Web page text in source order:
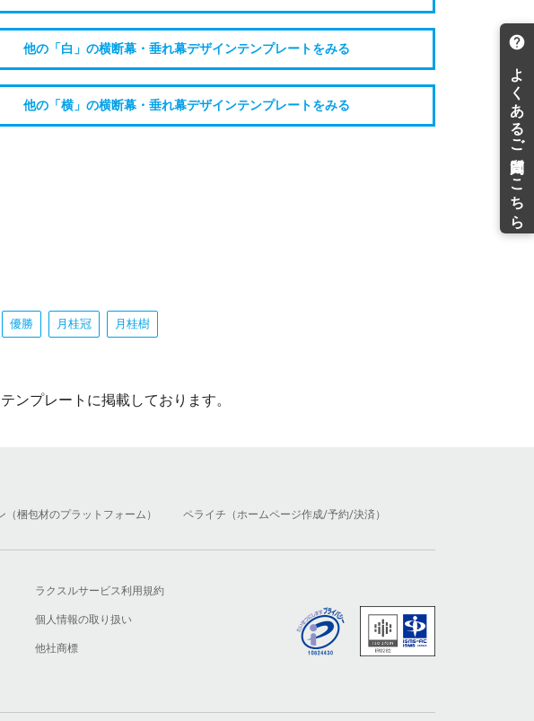
他の「白」の横断幕・垂れ幕デザインテンプレートをみる
他の「横」の横断幕・垂れ幕デザインテンプレートをみる
優勝 月桂冠 月桂樹
ンプレートに掲載しております。
（梱包材のプラットフォーム） ペライチ（ホームページ作成/予約/決済）
ラクスルサービス利用規約
個人情報の取り扱い
他社商標